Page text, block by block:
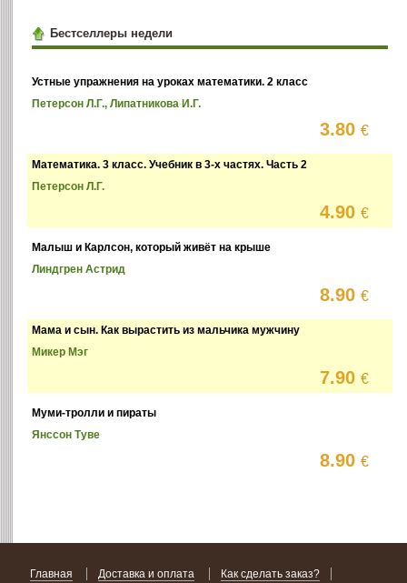
Бестселлеры недели
Устные упражнения на уроках математики. 2 класс
Петерсон Л.Г., Липатникова И.Г.
3.80€
Математика. 3 класс. Учебник в 3-х частях. Часть 2
Петерсон Л.Г.
4.90€
Малыш и Карлсон, который живёт на крыше
Линдгрен Астрид
8.90€
Мама и сын. Как вырастить из мальчика мужчину
Микер Мэг
7.90€
Муми-тролли и пираты
Янссон Туве
8.90€
Главная Доставка и оплата Как сделать заказ?